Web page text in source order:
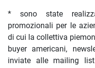
* sono state
promozionali per le
di cui la collettiva
buyer americani,
inviate alle mailing